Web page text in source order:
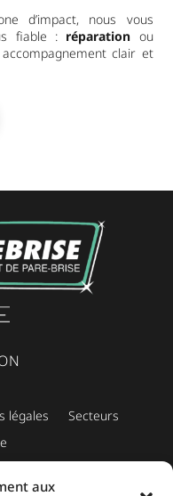
aux
d’impact, nous vous
fiable : réparation ou
clair et
légales
Secteurs